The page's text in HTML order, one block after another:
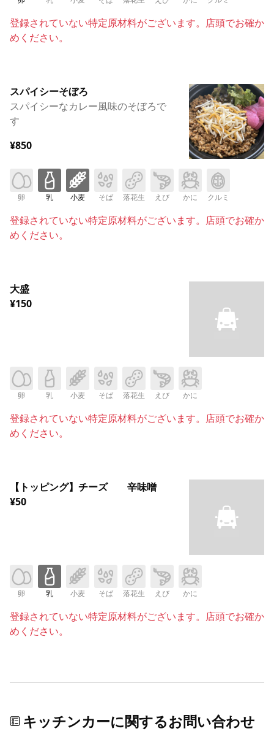
登録されていない特定原材料がございます。店頭でお確か
めください。
スパイシーそぼろ
スパイシーなカレー風味のそぼろで
す
¥850
卵 乳 小麦 そば 落花生 えび かに クルミ
登録されていない特定原材料がございます。店頭でお確か
めください。
大盛
¥150
卵 乳 小麦 そば 落花生 えび かに
登録されていない特定原材料がございます。店頭でお確か
めください。
【トッピング】チーズ 辛味噌
¥50
卵 乳 小麦 そば 落花生 えび かに
登録されていない特定原材料がございます。店頭でお確か
めください。
キッチンカーに関するお問い合わせ